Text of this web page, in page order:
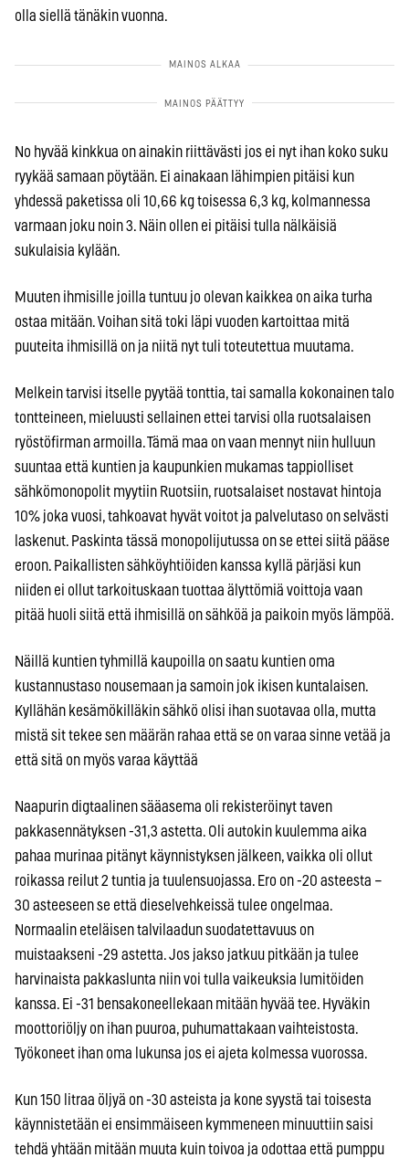
olla siellä tänäkin vuonna.
No hyvää kinkkua on ainakin riittävästi jos ei nyt ihan koko suku
ryykää samaan pöytään. Ei ainakaan lähimpien pitäisi kun
yhdessä paketissa oli 10,66 kg toisessa 6,3 kg, kolmannessa
varmaan joku noin 3. Näin ollen ei pitäisi tulla nälkäisiä
sukulaisia kylään.
Muuten ihmisille joilla tuntuu jo olevan kaikkea on aika turha
ostaa mitään. Voihan sitä toki läpi vuoden kartoittaa mitä
puuteita ihmisillä on ja niitä nyt tuli toteutettua muutama.
Melkein tarvisi itselle pyytää tonttia, tai samalla kokonainen talo
tontteineen, mieluusti sellainen ettei tarvisi olla ruotsalaisen
ryöstöfirman armoilla. Tämä maa on vaan mennyt niin hulluun
suuntaa että kuntien ja kaupunkien mukamas tappiolliset
sähkömonopolit myytiin Ruotsiin, ruotsalaiset nostavat hintoja
10% joka vuosi, tahkoavat hyvät voitot ja palvelutaso on selvästi
laskenut. Paskinta tässä monopolijutussa on se ettei siitä pääse
eroon. Paikallisten sähköyhtiöiden kanssa kyllä pärjäsi kun
niiden ei ollut tarkoituskaan tuottaa älyttömiä voittoja vaan
pitää huoli siitä että ihmisillä on sähköä ja paikoin myös lämpöä.
Näillä kuntien tyhmillä kaupoilla on saatu kuntien oma
kustannustaso nousemaan ja samoin jok ikisen kuntalaisen.
Kyllähän kesämökilläkin sähkö olisi ihan suotavaa olla, mutta
mistä sit tekee sen määrän rahaa että se on varaa sinne vetää ja
että sitä on myös varaa käyttää
Naapurin digtaalinen sääasema oli rekisteröinyt taven
pakkasennätyksen -31,3 astetta. Oli autokin kuulemma aika
pahaa murinaa pitänyt käynnistyksen jälkeen, vaikka oli ollut
roikassa reilut 2 tuntia ja tuulensuojassa. Ero on -20 asteesta –
30 asteeseen se että dieselvehkeissä tulee ongelmaa.
Normaalin eteläisen talvilaadun suodatettavuus on
muistaakseni -29 astetta. Jos jakso jatkuu pitkään ja tulee
harvinaista pakkaslunta niin voi tulla vaikeuksia lumitöiden
kanssa. Ei -31 bensakoneellekaan mitään hyvää tee. Hyväkin
moottoriöljy on ihan puuroa, puhumattakaan vaihteistosta.
Työkoneet ihan oma lukunsa jos ei ajeta kolmessa vuorossa.
Kun 150 litraa öljyä on -30 asteista ja kone syystä tai toisesta
käynnistetään ei ensimmäiseen kymmeneen minuuttiin saisi
tehdä yhtään mitään muuta kuin toivoa ja odottaa että pumppu